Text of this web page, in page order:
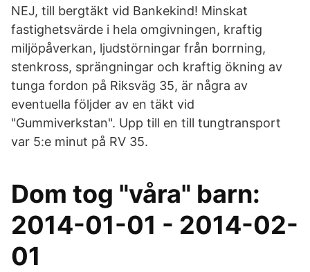
NEJ, till bergtäkt vid Bankekind! Minskat
fastighetsvärde i hela omgivningen, kraftig
miljöpåverkan, ljudstörningar från borrning,
stenkross, sprängningar och kraftig ökning av
tunga fordon på Riksväg 35, är några av
eventuella följder av en täkt vid
"Gummiverkstan". Upp till en till tungtransport
var 5:e minut på RV 35.
Dom tog "våra" barn:
2014-01-01 - 2014-02-
01